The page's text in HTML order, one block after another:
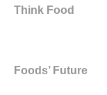
Think Food
Foods’ Future